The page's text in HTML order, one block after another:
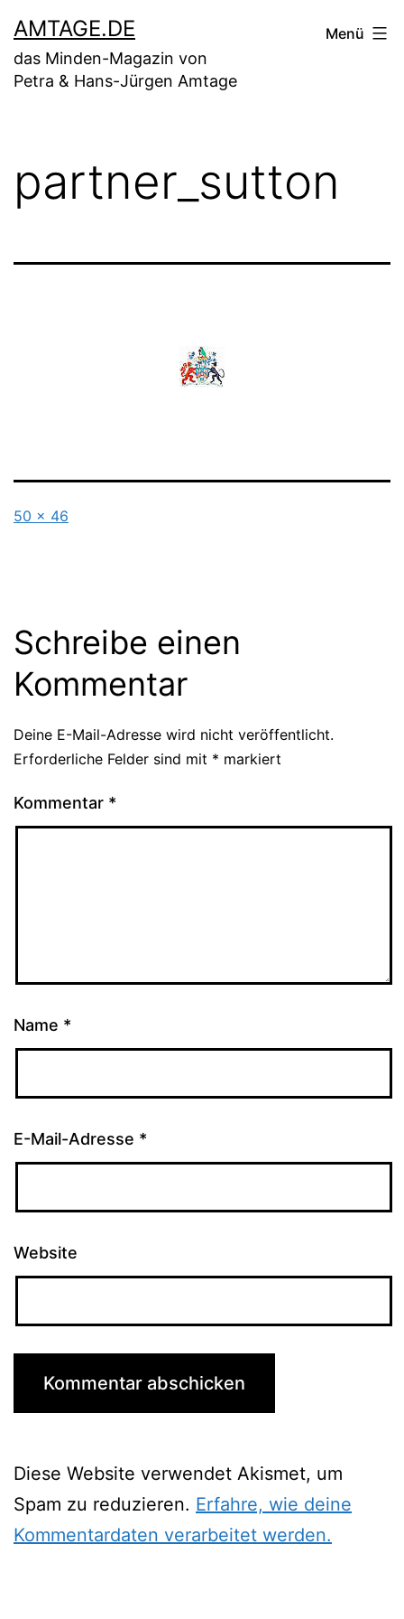
Zum
Inhalt
springen
AMTAGE.DE
das Minden-Magazin von
Petra & Hans-Jürgen Amtage
Menü
partner_sutton
Originalgröße
50 × 46
Schreibe einen
Kommentar
Deine E-Mail-Adresse wird nicht veröffentlicht.
Erforderliche Felder sind mit * markiert
Kommentar *
Name *
E-Mail-Adresse *
Website
Diese Website verwendet Akismet, um
Spam zu reduzieren. Erfahre, wie deine
Kommentardaten verarbeitet werden.